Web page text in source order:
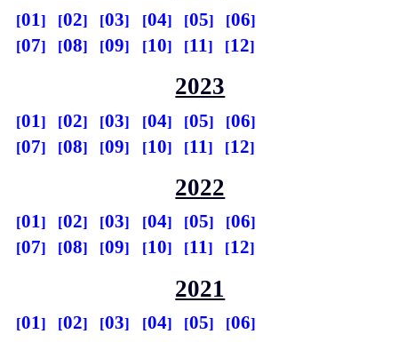
01 02 03 04 05
06
07
08 09 10 11 12
2023
01 02 03 04 05
06
07
08 09 10 11 12
2022
01 02 03 04 05
06
07
08 09 10 11 12
2021
01 02 03 04 05
06